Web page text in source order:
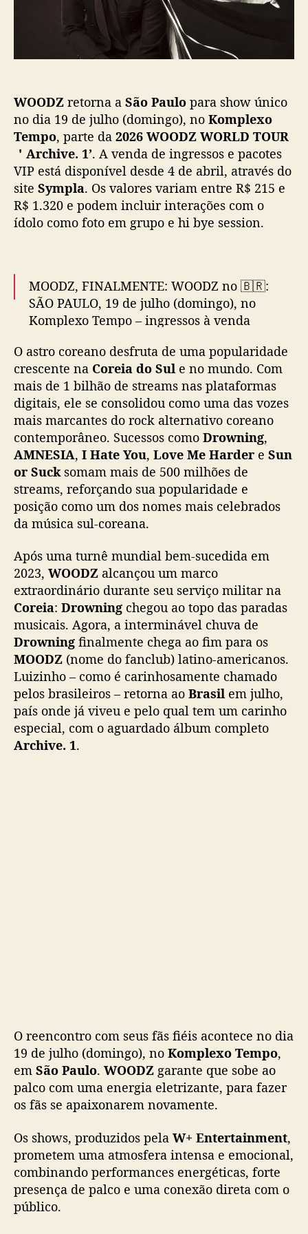
a
ç
ã
a
B
r
a
s
i
l
p
a
r
o
ú
n
c
o
e
m
j
u
l
h
o
WOODZ retorna a São Paulo para show único
no dia 19 de julho (domingo), no Komplexo
Tempo, parte da 2026 WOODZ WORLD TOUR
＇Archive. 1’. A venda de ingressos e pacotes
VIP está disponível desde 4 de abril, através do
site Sympla. Os valores variam entre R$ 215 e
R$ 1.320 e podem incluir interações com o
ídolo como foto em grupo e hi bye session.
MOODZ, FINALMENTE: WOODZ no 🇧🇷:
SÃO PAULO, 19 de julho (domingo), no
Komplexo Tempo – ingressos à venda
MOODZ, FINALMENTE: WOODZ en 🇲🇽:
CIUDAD DE MÉXICO, 21 de julio (martes), en
La Maraka – boletos a la venta mañana, 08h,
por Passline! pic.twitter.com/ZWkL929hYl
— W+ Entertainment (@WMais_)April 3,
2026
O astro coreano desfruta de uma popularidade
crescente na Coreia do Sul e no mundo. Com
mais de 1 bilhão de streams nas plataformas
digitais, ele se consolidou como uma das vozes
mais marcantes do rock alternativo coreano
contemporâneo. Sucessos como Drowning,
AMNESIA, I Hate You, Love Me Harder e Sun
or Suck somam mais de 500 milhões de
streams, reforçando sua popularidade e
posição como um dos nomes mais celebrados
da música sul-coreana.
Após uma turnê mundial bem-sucedida em
2023, WOODZ alcançou um marco
extraordinário durante seu serviço militar na
Coreia: Drowning chegou ao topo das paradas
musicais. Agora, a interminável chuva de
Drowning finalmente chega ao fim para os
MOODZ (nome do fanclub) latino-americanos.
Luizinho – como é carinhosamente chamado
pelos brasileiros – retorna ao Brasil em julho,
país onde já viveu e pelo qual tem um carinho
especial, com o aguardado álbum completo
Archive. 1.
O reencontro com seus fãs fiéis acontece no dia
19 de julho (domingo), no Komplexo Tempo,
em São Paulo. WOODZ garante que sobe ao
palco com uma energia eletrizante, para fazer
os fãs se apaixonarem novamente.
Os shows, produzidos pela W+ Entertainment,
prometem uma atmosfera intensa e emocional,
combinando performances energéticas, forte
presença de palco e uma conexão direta com o
público.